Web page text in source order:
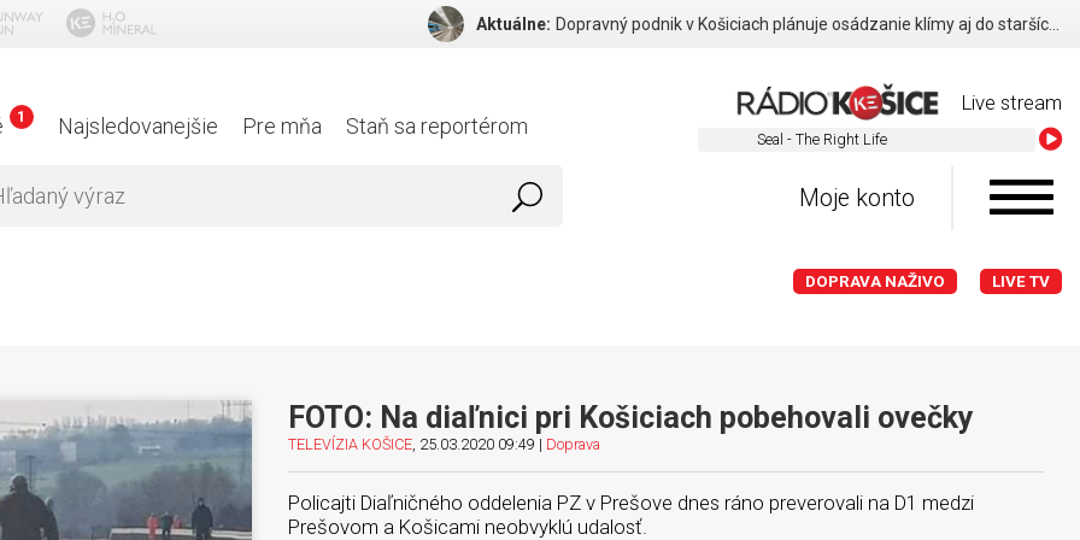
Aktuálne:
Live stream
Seal - The Right Life
1 Najsledovanejšie Pre mňa Staň sa reportérom
Moje konto
DOPRAVA NAŽIVO LIVE TV
FOTO: Na diaľnici pri Košiciach pobehovali ovečky
TELEVÍZIA KOŠICE, 25.03.2020 09:49 | Doprava
Policajti Diaľničného oddelenia PZ v Prešove dnes ráno preverovali na D1 medzi
Prešovom a Košicami neobvyklú udalosť.